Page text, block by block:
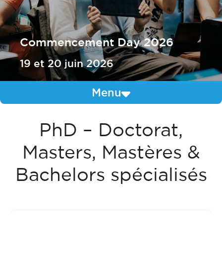
Commencement Day 2026
19 et 20 juin 2026
Menu
PhD – Doctorat,
Masters, Mastères &
Bachelors spécialisés